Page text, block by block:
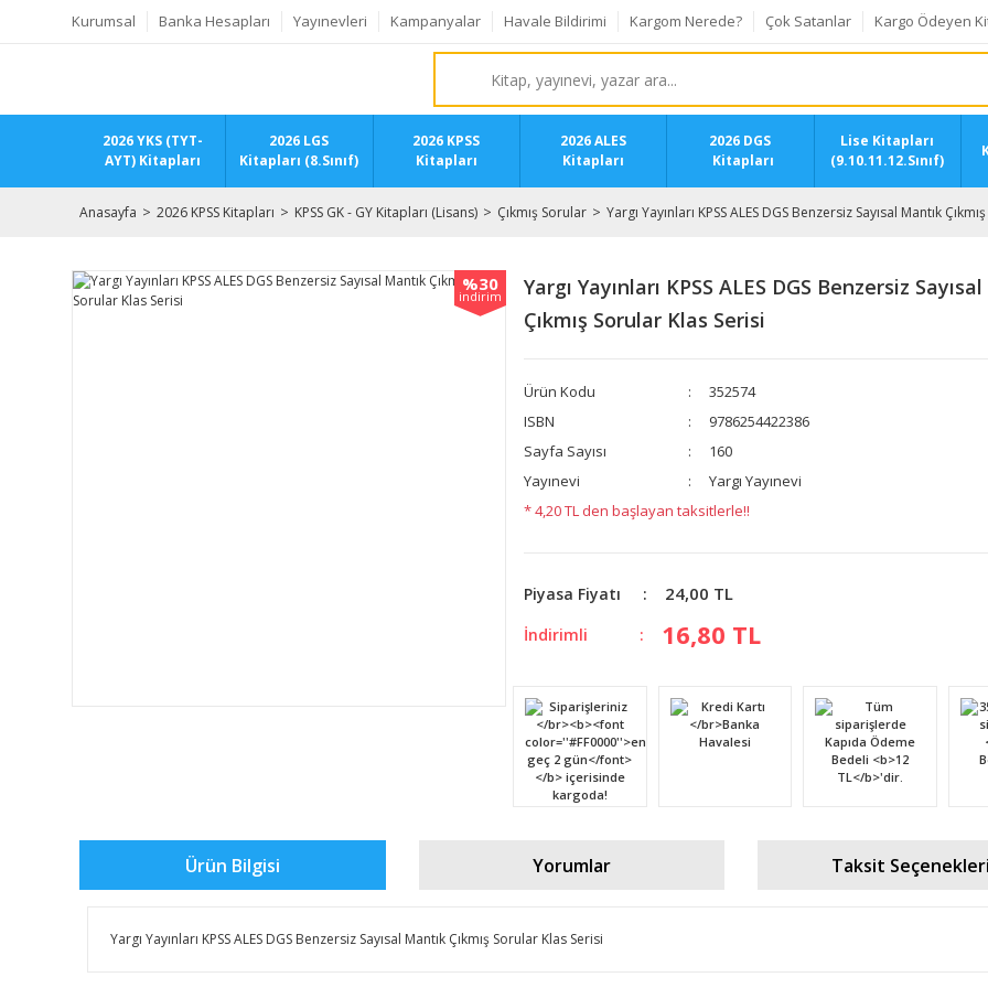
Kurumsal Banka Hesapları Yayınevleri Kampanyalar Havale Bildirimi Kargom Nerede? Çok Satanlar Kargo Ödeyen
2026 YKS (TYT-
AYT) Kitapları
2026 LGS
Kitapları (8.Sınıf)
2026 KPSS
Kitapları
2026 ALES
Kitapları
2026 DGS
Kitapları
Lise Kitapları
(9.10.11.12.Sınıf)
Anasayfa 2026 KPSS Kitapları KPSS GK - GY Kitapları (Lisans) Çıkmış Sorular ​​Yargı Yayınları KPSS ALES DGS Benzersiz Sayısal Mantık
%30
indirim
​​Yargı Yayınları KPSS ALES DGS Benzersiz
Çıkmış Sorular Klas Serisi
Ürün Kodu
352574
ISBN
9786254422386
Sayfa Sayısı
160
Yayınevi
Yargı Yayınevi
* 4,20 TL den başlayan taksitlerle!!
Piyasa Fiyatı 24,00 TL
İndirimli 16,80 TL
Ürün Bilgisi Yorumlar Taksit
​​Yargı Yayınları KPSS ALES DGS Benzersiz Sayısal Mantık Çıkmış Sorular Klas Serisi